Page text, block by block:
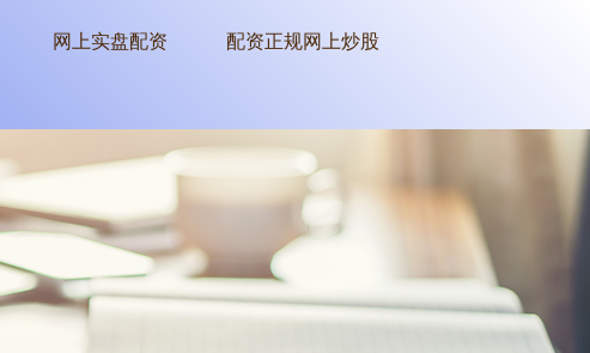
网上实盘配资 配资正规网上炒股